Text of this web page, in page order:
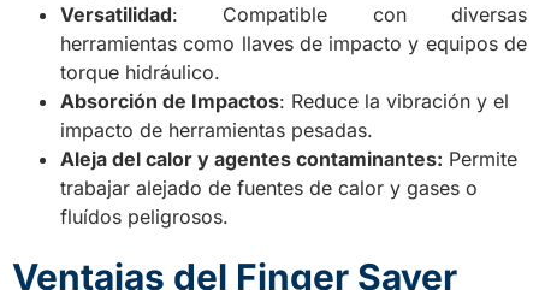
Versatilidad: Compatible con diversas
herramientas como llaves de impacto y equipos de
torque hidráulico.
Absorción de Impactos: Reduce la vibración y el
impacto de herramientas pesadas.
Aleja del calor y agentes contaminantes: Permite
trabajar alejado de fuentes de calor y gases o
fluídos peligrosos.
Ventajas del Finger Saver